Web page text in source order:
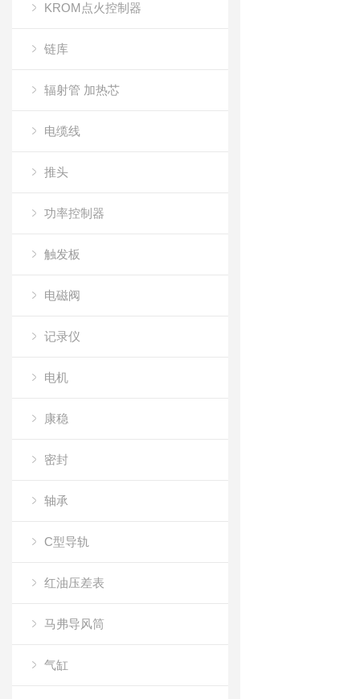
KROM点火控制器
链库
辐射管 加热芯
电缆线
推头
功率控制器
触发板
电磁阀
记录仪
电机
康稳
密封
轴承
C型导轨
红油压差表
马弗导风筒
气缸